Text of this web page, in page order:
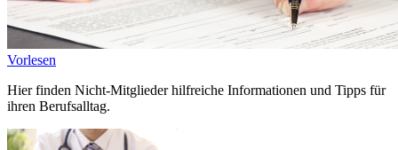
Vorlesen
Hier finden Nicht-Mitglieder hilfreiche Informationen und Tipps für
ihren Berufsalltag.